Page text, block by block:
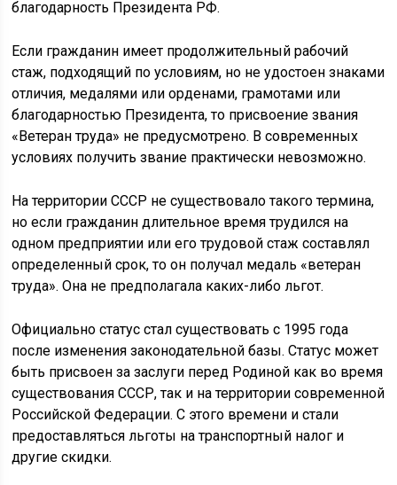
благодарность Президента РФ.
Если гражданин имеет продолжительный рабочий
стаж, подходящий по условиям, но не удостоен знаками
отличия, медалями или орденами, грамотами или
благодарностью Президента, то присвоение звания
«Ветеран труда» не предусмотрено. В современных
условиях получить звание практически невозможно.
На территории СССР не существовало такого термина,
но если гражданин длительное время трудился на
одном предприятии или его трудовой стаж составлял
определенный срок, то он получал медаль «ветеран
труда». Она не предполагала каких-либо льгот.
Официально статус стал существовать с 1995 года
после изменения законодательной базы. Статус может
быть присвоен за заслуги перед Родиной как во время
существования СССР, так и на территории современной
Российской Федерации. С этого времени и стали
предоставляться льготы на транспортный налог и
другие скидки.